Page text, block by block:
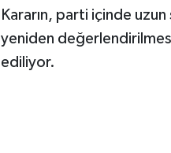
Kararın, parti içinde
yeniden
ediliyor.